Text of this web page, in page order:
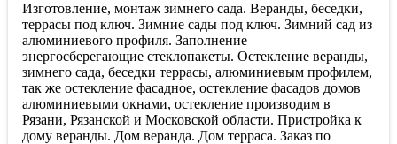
Изготовление, монтаж зимнего сада. Веранды, беседки,
террасы под ключ. Зимние сады под ключ. Зимний сад из
алюминиевого профиля. Заполнение –
энергосберегающие стеклопакеты. Остекление веранды,
зимнего сада, беседки террасы, алюминиевым профилем,
так же остекление фасадное, остекление фасадов домов
алюминиевыми окнами, остекление производим в
Рязани, Рязанской и Московской области. Пристройка к
дому веранды. Дом веранда. Дом терраса. Заказ по